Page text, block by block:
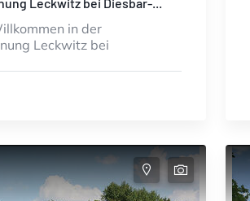
in der
Leckwitz bei